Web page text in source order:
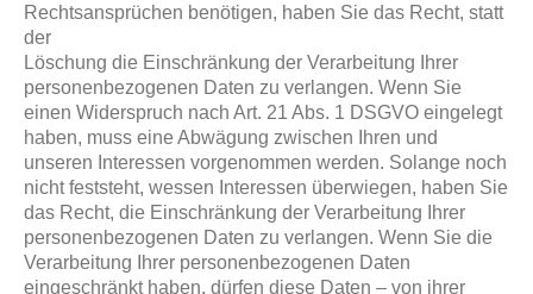
Rechtsansprüchen benötigen, haben Sie das Recht, statt
der
Löschung die Einschränkung der Verarbeitung Ihrer
personenbezogenen Daten zu verlangen. Wenn Sie
einen Widerspruch nach Art. 21 Abs. 1 DSGVO eingelegt
haben, muss eine Abwägung zwischen Ihren und
unseren Interessen vorgenommen werden. Solange noch
nicht feststeht, wessen Interessen überwiegen, haben Sie
das Recht, die Einschränkung der Verarbeitung Ihrer
personenbezogenen Daten zu verlangen. Wenn Sie die
Verarbeitung Ihrer personenbezogenen Daten
eingeschränkt haben, dürfen diese Daten – von ihrer